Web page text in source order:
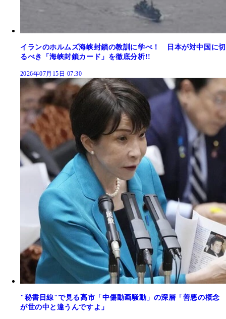
イランのホルムズ海峡封鎖の教訓に学べ！ 日本が対中国に切
るべき「海峡封鎖カード」を徹底分析!!
2026年07月15日 07:30
"秘書目線"で見る高市「中傷動画騒動」の深層「善悪の概念
が世の中と違うんですよ」